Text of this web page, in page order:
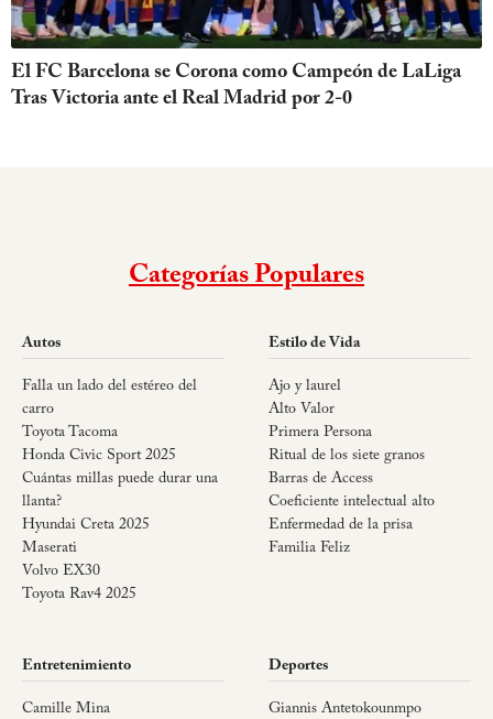
El FC Barcelona se Corona como Campeón de LaLiga
Tras Victoria ante el Real Madrid por 2-0
Categorías Populares
Autos
Falla un lado del estéreo del
carro
Toyota Tacoma
Honda Civic Sport 2025
Cuántas millas puede durar una
llanta?
Hyundai Creta 2025
Maserati
Volvo EX30
Toyota Rav4 2025
Estilo de Vida
Ajo y laurel
Alto Valor
Primera Persona
Ritual de los siete granos
Barras de Access
Coeficiente intelectual alto
Enfermedad de la prisa
Familia Feliz
Entretenimiento
Camille Mina
Deportes
Giannis Antetokounmpo